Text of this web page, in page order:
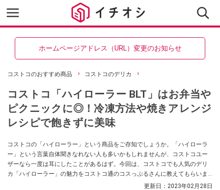
ホームページアドレス（URL）変更のお知らせ
コストコのおすすめ商品 コストコのデリカ
コストコ「ハイローラー BLT」はお弁当や
ピクニックに◎！冷凍方法や焼きアレンジ
レシピで飽きずに美味
コストコの「ハイローラー」という商品をご存知でしょうか。「ハイローラ
ー」という言葉自体聞きなれない人も多いかもしれませんが、コストコユー
ザーなら一度は耳にしたことがあるはず。今回は、コストコでも人気のデリ
カ「ハイローラー」の魅力をコストコ通のコスっぷるさんに教えてもらいま
更新日： 2023年02月28日